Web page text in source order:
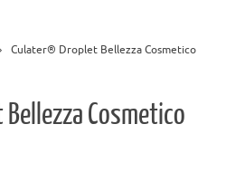
Culater® Droplet Bellezza Cosmetico
Cosmetico